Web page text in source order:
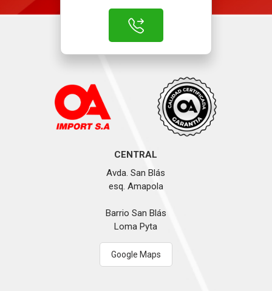
CENTRAL
Avda. San Blás
esq. Amapola
Barrio San Blás
Loma Pyta
Google Maps